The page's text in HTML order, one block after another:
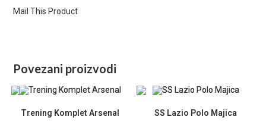
Mail This Product
Povezani proizvodi
Trening Komplet Arsenal SS Lazio Polo Majica